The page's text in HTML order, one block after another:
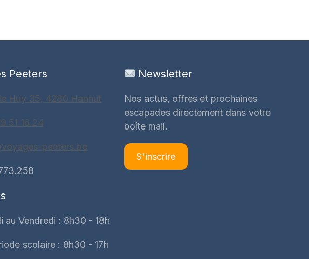
Peeters
Huy 35, 4280 Hannut
51 16 24
peeters.be
au Vendredi : 8h30 - 18h
scolaire : 8h30 - 17h
Newsletter
Nos actus, offres et prochaines
escapades directement dans votre
boîte mail.
S'inscrire